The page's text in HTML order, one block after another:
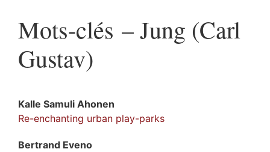
Mots-clés – Jung (Carl
Gustav)
Kalle Samuli Ahonen
Re-enchanting urban play-parks
Bertrand Eveno